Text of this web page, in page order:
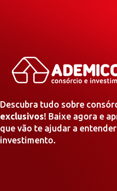
Descubra tudo sobre
exclusivos! Baixe agora e
que vão te ajudar a
investimento.